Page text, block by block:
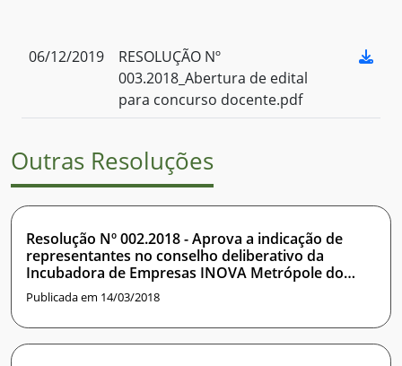
06/12/2019
RESOLUÇÃO Nº
003.2018_Abertura de edital
para concurso docente.pdf
Outras Resoluções
Resolução Nº 002.2018 - Aprova a indicação de
representantes no conselho deliberativo da
Incubadora de Empresas INOVA Metrópole do
Instituto Metrópole Digital
Publicada em 14/03/2018